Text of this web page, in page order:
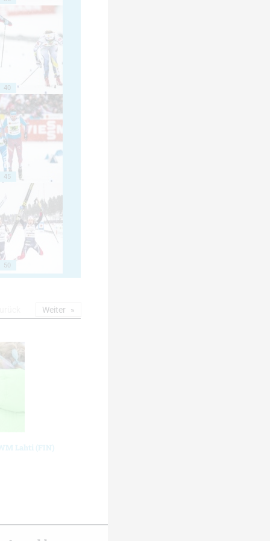
40
45
50
Lahti (FIN)
Weiter